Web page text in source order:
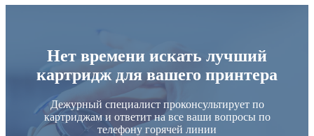
Нет времени искать лучший
картридж для вашего принтера
Дежурный специалист проконсультирует по
картриджам и ответит на все ваши вопросы по
телефону горячей линии